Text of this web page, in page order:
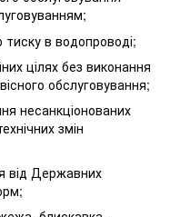
в водопроводі;
цілях без виконання
обслуговування;
несанкціонованих
змін
від Державних